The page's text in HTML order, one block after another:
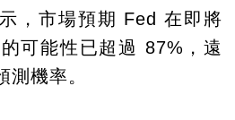
，市場預期 Fed 在即將
可能性已超過 87%，遠
機率。